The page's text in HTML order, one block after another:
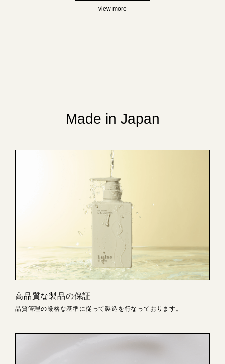
view more
Made in Japan
高品質な製品の保証
品質管理の厳格な基準に従って製造を行なっております。